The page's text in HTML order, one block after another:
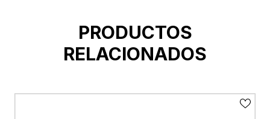
PRODUCTOS
RELACIONADOS